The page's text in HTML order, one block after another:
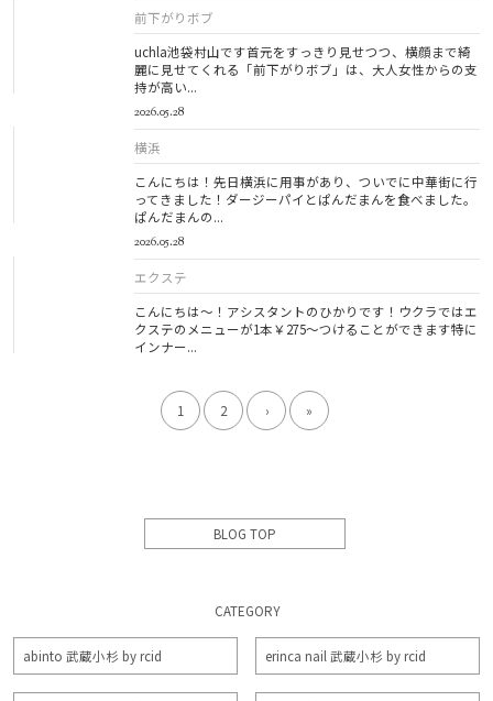
前下がりボブ
uchla池袋村山です首元をすっきり見せつつ、横顔まで綺
麗に見せてくれる「前下がりボブ」は、大人女性からの支
持が高い...
2026.05.28
横浜
こんにちは！先日横浜に用事があり、ついでに中華街に行
ってきました！ダージーパイとぱんだまんを食べました。
ぱんだまんの...
2026.05.28
エクステ
こんにちは～！アシスタントのひかりです！ウクラではエ
クステのメニューが1本￥275～つけることができます特に
インナー...
1 2 › »
BLOG TOP
CATEGORY
abinto 武蔵小杉 by rcid erinca nail 武蔵小杉 by rcid